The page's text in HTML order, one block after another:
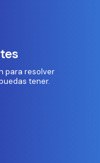
para resolver
tener.